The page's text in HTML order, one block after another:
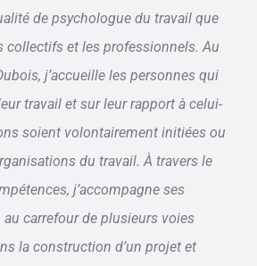
de psychologue du travail que
collectifs et les professionnels. Au
j’accueille les personnes qui
travail et sur leur rapport à celui-
soient volontairement initiées ou
du travail. À travers le
j’accompagne ses
au carrefour de plusieurs voies
la construction d’un projet et